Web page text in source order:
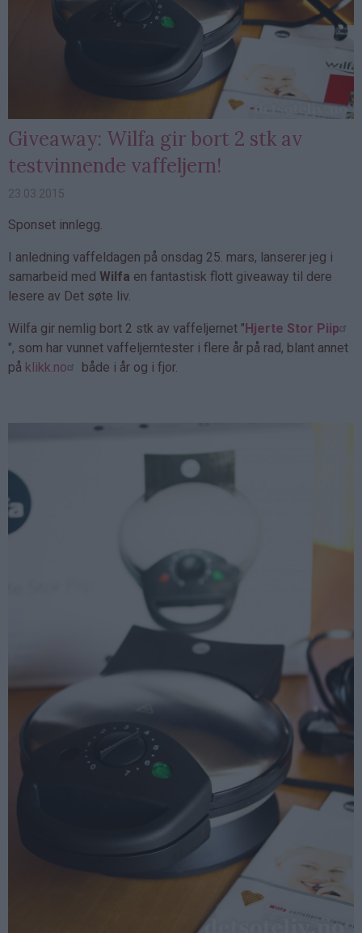
Giveaway: Wilfa gir bort 2 stk av
testvinnende vaffeljern!
23.03.2015
Sponset innlegg.
I anledning vaffeldagen på onsdag 25. mars, lanserer jeg i
samarbeid med Wilfa en fantastisk flott giveaway til dere
lesere av Det søte liv.
Wilfa gir nemlig bort 2 stk av vaffeljernet "Hjerte Stor Piip
", som har vunnet vaffeljerntester i flere år på rad, blant annet
på klikk.no både i år og i fjor.